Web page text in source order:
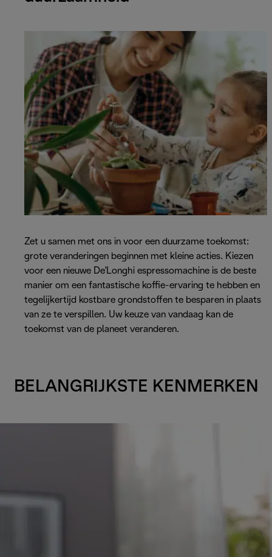
Zet u samen met ons in voor een duurzame toekomst:
grote veranderingen beginnen met kleine acties. Kiezen
voor een nieuwe De'Longhi espressomachine is de beste
manier om een fantastische koffie-ervaring te hebben en
tegelijkertijd kostbare grondstoffen te besparen in plaats
van ze te verspillen. Uw keuze van vandaag kan de
toekomst van de planeet veranderen.
BELANGRIJKSTE KENMERKEN